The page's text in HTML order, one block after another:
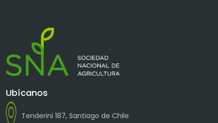
Ubícanos
Tenderini 187, Santiago de Chile